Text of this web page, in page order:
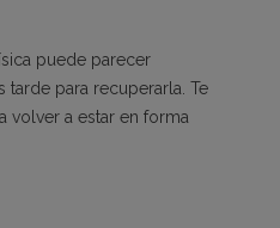
puede parecer
para recuperarla. Te
volver a estar en forma